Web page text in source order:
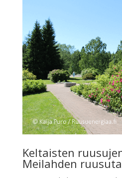
Keltaisten
Meilahden